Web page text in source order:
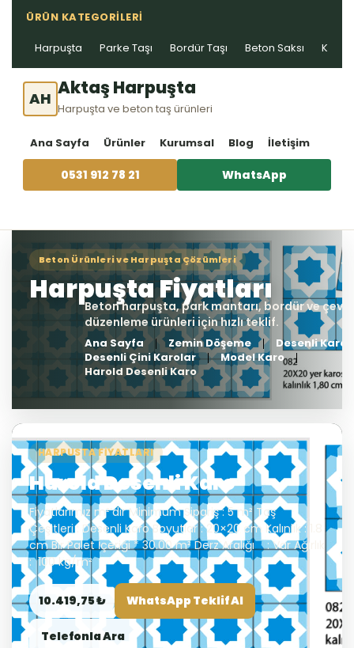
ÜRÜN KATEGORILERI
Harpuşta Parke Taşı Bordür Taşı Beton Saksı Kablo
AH Aktaş Harpuşta
Harpuşta ve beton taş ürünleri
Ana Sayfa Ürünler Kurumsal Blog İletişim
0531 912 78 21 WhatsApp
Ana Sayfa Zemin Döşeme
Desenli Karo
Desenli Çini Karolar
Model Karo
Harold Desenli Karo
HARPUSTA FIYATLARI
Harold Desenli Karo
Fiyatlarımız m²’dir Minimum Sipariş : 5 m² Taş
Çeşitleri : Desenli Karo Boyutlar : 20×20 cm Kalınlık : 1.8
cm Bir Palet İçeriği * 30.00 m² Derz Aralığı : Var Ağırlık
: 100 kg/m²
10.419,75 ₺ WhatsApp Teklif Al
Telefonla Ara